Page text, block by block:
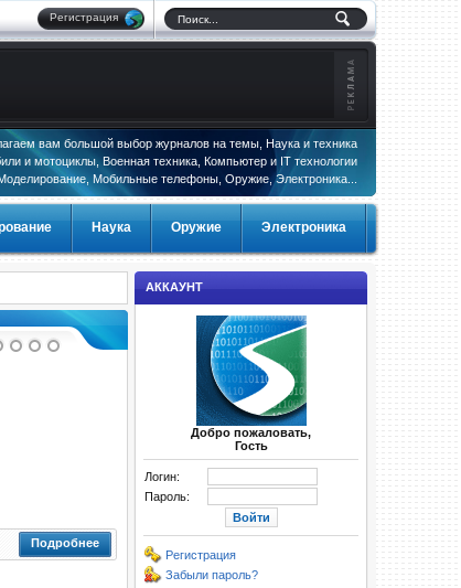
Регистрация
вам большой выбор журналов на темы, Наука и техника
и мотоциклы, Военная техника, Компьютер и IT технологии
Мобильные телефоны, Оружие, Электроника...
Наука Оружие Электроника
Подробнее
АККАУНТ
Добро пожаловать,
Гость
Логин:
Пароль:
Регистрация
Забыли пароль?